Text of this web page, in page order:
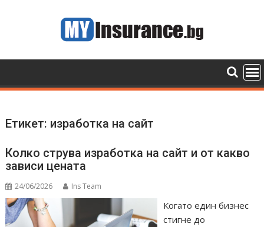
Етикет: изработка на сайт
Колко струва изработка на сайт и от какво
зависи цената
24/06/2026 Ins Team
Когато един бизнес
стигне до